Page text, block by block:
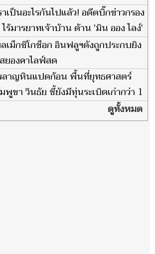
เป็นอะไรกันไปแล้ว! อดีตบิ๊กข่าวกรอง
ร้มารยาทเจ้าบ้าน ต้าน 'มิน ออง ไลง์'
เม็กซิโกช็อก อินฟลูฯดังถูกประกบยิง
ยองคาไลฟ์สด
ลาญหินแปดก้อน พื้นที่ยุทธศาสตร์
ชา วินธัย ชี้ยังมีทุ่นระเบิดเก่ากว่า 1
ดูทั้งหมด